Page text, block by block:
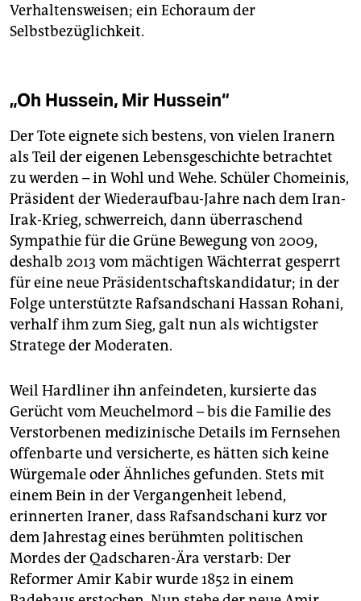
Verhaltensweisen; ein Echoraum der
Selbstbezüglichkeit.
„Oh Hussein, Mir Hussein“
Der Tote eignete sich bestens, von vielen Iranern
als Teil der eigenen Lebensgeschichte betrachtet
zu werden – in Wohl und Wehe. Schüler Chomeinis,
Präsident der Wiederaufbau-Jahre nach dem Iran-
Irak-Krieg, schwerreich, dann überraschend
Sympathie für die Grüne Bewegung von 2009,
deshalb 2013 vom mächtigen Wächterrat gesperrt
für eine neue Präsidentschaftskandidatur; in der
Folge ­unterstützte Rafsandschani Hassan Rohani,
verhalf ihm zum Sieg, galt nun als wichtigster
Stratege der Moderaten.
Weil Hardliner ihn anfeindeten, kursierte das
Gerücht vom Meuchelmord – bis die Familie des
Verstorbenen medizinische Details im Fernsehen
offenbarte und versicherte, es hätten sich keine
Würgemale oder Ähnliches gefunden. Stets mit
einem Bein in der Vergangenheit lebend,
erinnerten Iraner, dass Rafsandschani kurz vor
dem Jahrestag eines berühmten politischen
Mordes der Qadscharen-Ära verstarb: Der
Reformer Amir Kabir wurde 1852 in einem